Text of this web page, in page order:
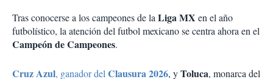
Tras conocerse a los campeones de laLiga MX en el año
futbolístico, la atención del futbol mexicano se centra ahora en el
Campeón de Campeones.
Cruz Azul, ganador delClausura 2026, yToluca, monarca del